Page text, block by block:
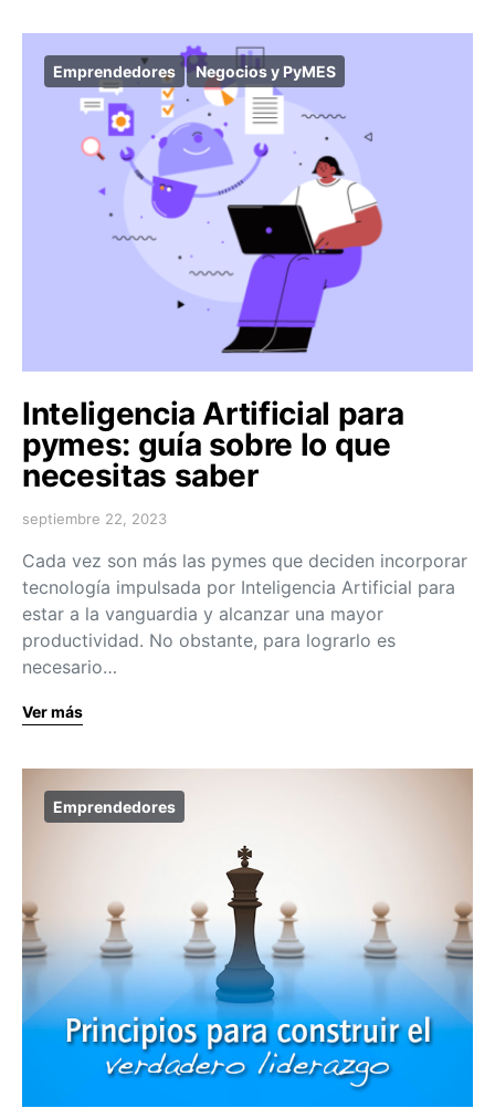
Emprendedores Negocios y PyMES
Inteligencia Artificial para
pymes: guía sobre lo que
necesitas saber
septiembre 22, 2023
Cada vez son más las pymes que deciden incorporar
tecnología impulsada por Inteligencia Artificial para
estar a la vanguardia y alcanzar una mayor
productividad. No obstante, para lograrlo es
necesario…
Ver más
Emprendedores